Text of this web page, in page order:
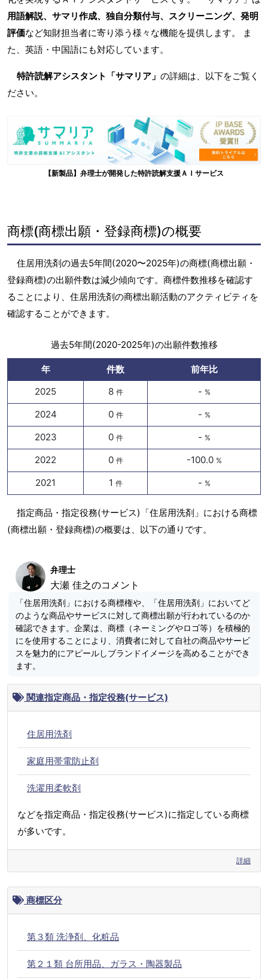
用語解説、サマリ作成、独自分類付与、スクリーニング、発明
評価など知財担当者に寄り添う様々な機能を提供します。 ま
た、英語・中国語にも対応しています。
特許読解アシスタント「サマリア」 の詳細は、以下をご覧く
ださい。
【新製品】弁理士が開発した特許読解支援ＡＩサービス
商標(商標出願・登録商標)の概要
住居用洗剤の過去5年間(2020〜2025年)の商標(商標出願・
登録商標)の出願件数は減少傾向です。商標件数推移を確認す
ることにより、住居用洗剤の商標出願活動のアクティビティを
確認することができます。
過去5年間(2020-2025年)の出願件数推移
年 件数
前年比
2025
8 件 - %
2024 0 件 - %
2023 0 件 - %
2022 0 件 -100.0 %
2021 1 件 - %
指定商品・指定役務(サービス)「住居用洗剤」における商標
(商標出願・登録商標)の概要は、以下の通りです。
弁理士
大瀬 佳之のコメント
「住居用洗剤」における商標権や、「住居用洗剤」においてど
のような商品やサービスに対して商標出願が行われているのか
確認できます。企業は、商標（ネーミングやロゴ等）を積極的
にを使用することにより、消費者に対して自社の商品やサービ
スを魅力的にアピールしブランドイメージを高めることができ
ます。
関連指定商品・指定役務(サービス)
住居用洗剤
家庭用帯電防止剤
洗濯用柔軟剤
などを指定商品・指定役務(サービス)に指定している商標
が多いです。
詳細
商標区分
第３類 洗浄剤、化粧品
第２１類 台所用品、ガラス・陶器製品